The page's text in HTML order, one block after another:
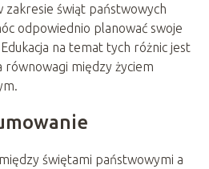
zakresie świąt państwowych
odpowiednio planować swoje
na temat tych różnic jest
równowagi między życiem
świętami państwowymi a